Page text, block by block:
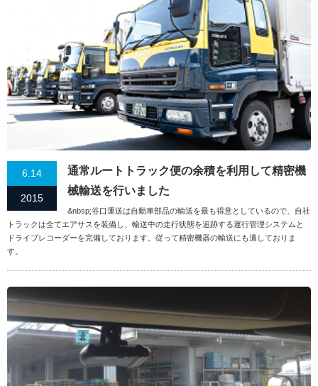
6.14
2015
通常ルートトラック便の余積を利用して精密機
械輸送を行いました
&nbsp;谷口運送は自動車部品の輸送を最も得意としているので、自社
トラックは全てエアサスを装備し、輸送中の走行状態を追跡する運行管理システムと
ドライブレコーダーを完備しております。従って精密機器の輸送にも適しておりま
す。